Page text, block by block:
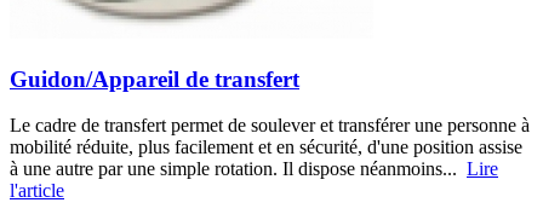
Guidon/Appareil de transfert
Le cadre de transfert permet de soulever et transférer une personne à
mobilité réduite, plus facilement et en sécurité, d'une position assise
à une autre par une simple rotation. Il dispose néanmoins... Lire
l'article